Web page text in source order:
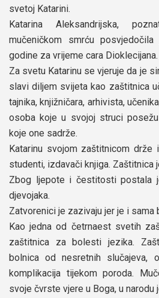
svetoj Katarini.
Katarina Aleksandrijska,
mučeničkom smrću
godine za vrijeme cara Dioklecijana.
Za svetu Katarinu se vjeruje da je
slavi diljem svijeta kao zaštitnica
tajnika, knjižničara, arhivista,
osoba koje u svojoj struci
koje one sadrže.
Katarinu svojom zaštitnicom
studenti, izdavači knjiga. Zaštitnica
Zbog ljepote i čestitosti postala
djevojaka.
Zatvorenici je zazivaju jer je i sama
Kao jedna od četrnaest svetih
zaštitnica za bolesti jezika.
bolnica od nesretnih slučajeva,
komplikacija tijekom poroda.
svoje čvrste vjere u Boga, u